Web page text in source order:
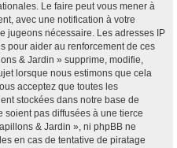
Le faire peut vous mener à
avec une notification à votre
jugeons nécessaire. Les adresses IP
pour aider au renforcement de ces
& Jardin » supprime, modifie,
lorsque nous estimons que cela
acceptez que toutes les
stockées dans notre base de
pas diffusées à une tierce
& Jardin », ni phpBB ne
en cas de tentative de piratage